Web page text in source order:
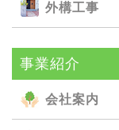
外構⼯事
事業紹介
会社案内